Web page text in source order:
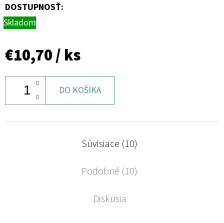
DOSTUPNOSŤ:
Skladom
€10,70/ ks
DO KOŠÍKA
Súvisiace (10)
Podobné (10)
Diskusia